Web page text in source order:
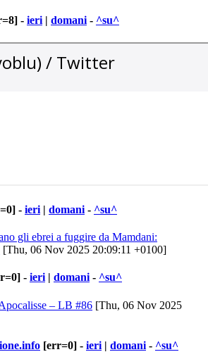
- ieri | domani - ^su^
- ieri | domani - ^su^
gli ebrei a fuggire da Mamdani:
[Thu, 06 Nov 2025 20:09:11 +0100]
- ieri | domani - ^su^
– LB #86 [Thu, 06 Nov 2025
[err=0] - ieri | domani - ^su^